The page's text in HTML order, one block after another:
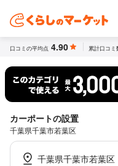
口コミの平均点 4.90 累計口コミ
カーポートの設置
千葉県千葉市若葉区
千葉県千葉市若葉区